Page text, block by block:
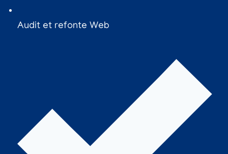
Audit et refonte Web